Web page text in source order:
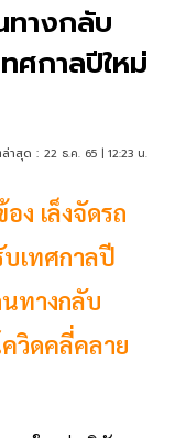
ทางกลับ
ศกาลปีใหม่
าสุด : 22 ธ.ค. 65 | 12:23 น.
ง เล็งจัดรถ
เทศกาลปี
ทางกลับ
วิดคลี่คลาย